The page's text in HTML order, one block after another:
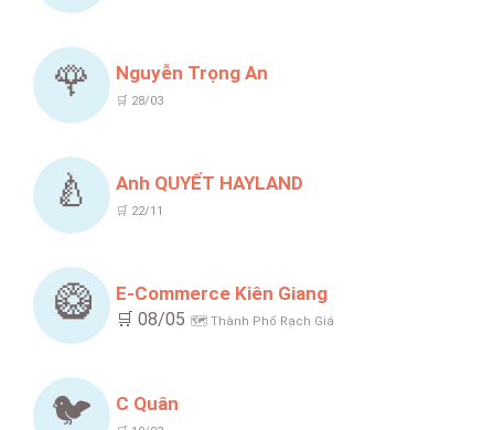
🌹 Nguyễn Trọng An
🛒 28/03
🍐 Anh QUYẾT HAYLAND
🛒 22/11
🥝 E-Commerce Kiên Giang
🛒 08/05 🗺️ Thành Phố Rạch Giá
🐦 C Quân